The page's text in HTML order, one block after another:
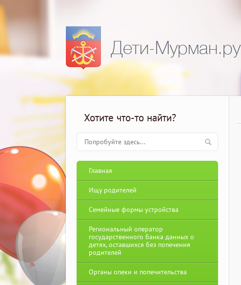
Дети-Мурман.ру
Хотите что-то найти?
Главная
Ищу родителей
Семейные формы устройства
Региональный оператор
государственного банка данных о
детях, оставшихся без попечения
родителей
Органы опеки и попечительства